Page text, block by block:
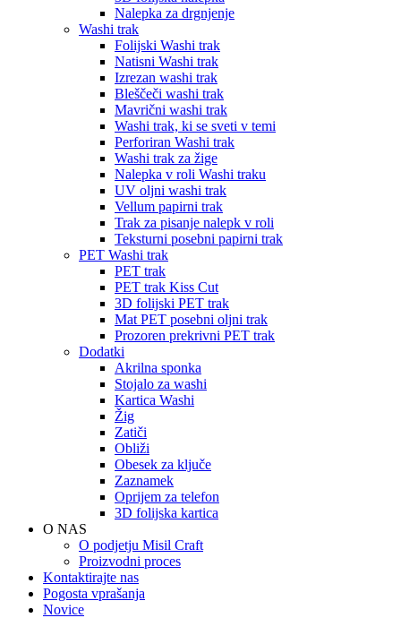
Nalepka za drgnjenje
Washi trak
Folijski Washi trak
Natisni Washi trak
Izrezan washi trak
Bleščeči washi trak
Mavrični washi trak
Washi trak, ki se sveti v temi
Perforiran Washi trak
Washi trak za žige
Nalepka v roli Washi traku
UV oljni washi trak
Vellum papirni trak
Trak za pisanje nalepk v roli
Teksturni posebni papirni trak
PET Washi trak
PET trak
PET trak Kiss Cut
3D folijski PET trak
Mat PET posebni oljni trak
Prozoren prekrivni PET trak
Dodatki
Akrilna sponka
Stojalo za washi
Kartica Washi
Žig
Zatiči
Obliži
Obesek za ključe
Zaznamek
Oprijem za telefon
3D folijska kartica
O NAS
O podjetju Misil Craft
Proizvodni proces
Kontaktirajte nas
Pogosta vprašanja
Novice